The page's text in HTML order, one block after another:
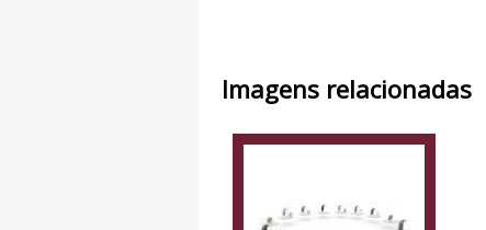
Imagens relacionadas